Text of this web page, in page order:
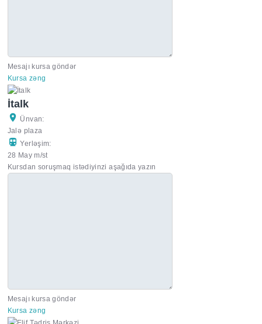
Mesajı kursa göndər
Kursa zəng
İtalk
Ünvan:
Jalə plaza
Yerləşim:
28 May m/st
Kursdan soruşmaq istədiyinzi aşağıda yazın
Mesajı kursa göndər
Kursa zəng